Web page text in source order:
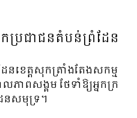
កប្រជាជនតំបន់ព្រំដែន
នខេត្តសុកត្រាំងតែងសកម្ម
ាពសង្គម ថែទាំឱ្យអ្នកក្រ
នសមុទ្រ។